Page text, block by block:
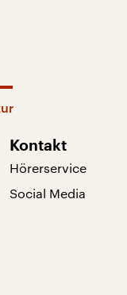
Kontakt
Hörerservice
Social Media